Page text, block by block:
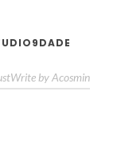
by Acosmin